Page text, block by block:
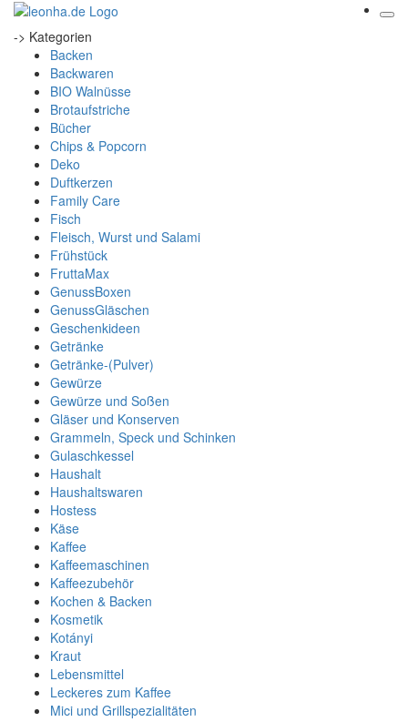
-> Kategorien
Backen
Backwaren
BIO Walnüsse
Brotaufstriche
Bücher
Chips & Popcorn
Deko
Duftkerzen
Family Care
Fisch
Fleisch, Wurst und Salami
Frühstück
FruttaMax
GenussBoxen
GenussGläschen
Geschenkideen
Getränke
Getränke-(Pulver)
Gewürze
Gewürze und Soßen
Gläser und Konserven
Grammeln, Speck und Schinken
Gulaschkessel
Haushalt
Haushaltswaren
Hostess
Käse
Kaffee
Kaffeemaschinen
Kaffeezubehör
Kochen & Backen
Kosmetik
Kotányi
Kraut
Lebensmittel
Leckeres zum Kaffee
Mici und Grillspezialitäten